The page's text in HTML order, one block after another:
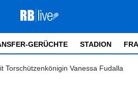
GERÜCHTE STADION
Torschützenkönigin Vanessa Fudalla